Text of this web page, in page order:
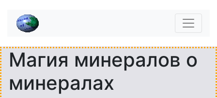
Магия минералов о
минералах